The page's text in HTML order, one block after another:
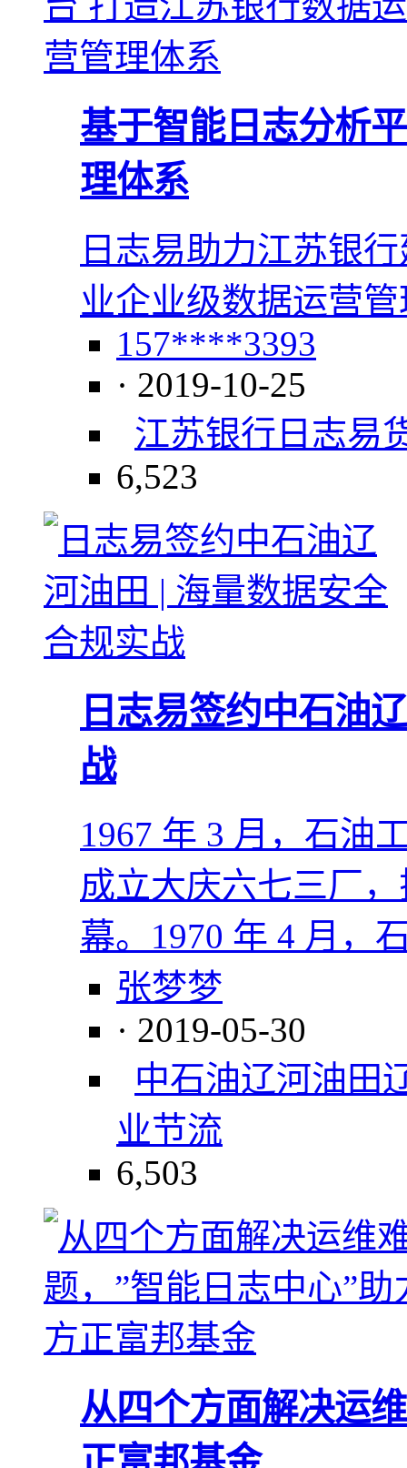
基于智能日志分析
理体系
日志易助力江苏银
业企业级数据运营
157****3393
· 2019-10-25
江苏银行 日志易
6,523
日志易签约中石油
战
1967 年 3 月，石油
成立大庆六七三厂
幕。1970 年 4 月，
张梦梦
· 2019-05-30
中石油辽河油田
业节流
6,503
从四个方面解决运